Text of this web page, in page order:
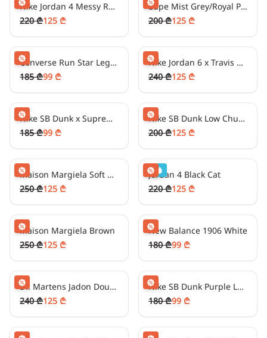
Nike Jordan 4 Messy Room Blue
220 ₾125 ₾
Bape Mist Grey/Royal Purple
200 ₾125 ₾
24₾/თვეში -50%
Converse Run Star Legacy Sky Blue
185 ₾99 ₾
31₾/თვეში -50%
Nike Jordan 6 x Travis Scott Cactus Jack Black/Khaki
240 ₾125 ₾
24₾/თვეში -50%
Nike SB Dunk x Supreme Graphic Print
185 ₾99 ₾
31₾/თვეში -40%
Nike SB Dunk Low Chunky Dunky Cow Print
200 ₾125 ₾
31₾/თვეში -50%
Maison Margiela Soft White
250 ₾125 ₾
31₾/თვეში -40%
Jordan 4 Black Cat
220 ₾125 ₾
31₾/თვეში -50%
Maison Margiela Brown
250 ₾125 ₾
24₾/თვეში -50%
New Balance 1906 White
180 ₾99 ₾
31₾/თვეში -50%
Dr. Martens Jadon Double Platform
240 ₾125 ₾
24₾/თვეში -50%
Nike SB Dunk Purple Lobster
180 ₾99 ₾
31₾/თვეში -50% 24₾/თვეში -50%